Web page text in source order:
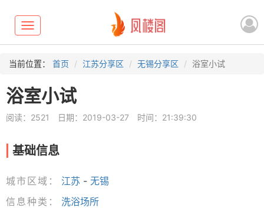
Toggle
navigation
当前位置： 首页 江苏分享区 无锡分享区 浴室小试
浴室小试
阅读：2521 日期：2019-03-27 时间：21:39:30
基础信息
城市区域： 江苏 - 无锡
信息种类：
洗浴场所